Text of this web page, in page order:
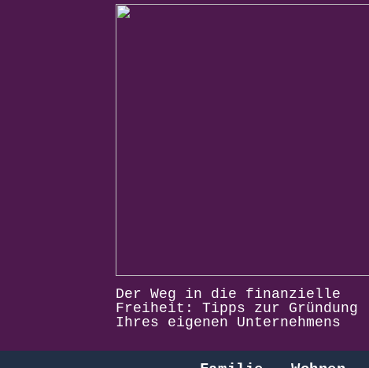
Der Weg in die finanzielle
Freiheit: Tipps zur Gründung
Ihres eigenen Unternehmens